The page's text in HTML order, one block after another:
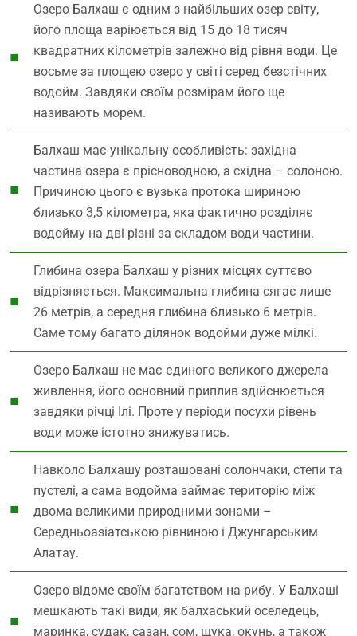
Озеро Балхаш є одним з найбільших озер світу,
його площа варіюється від 15 до 18 тисяч
квадратних кілометрів залежно від рівня води. Це
восьме за площею озеро у світі серед безстічних
водойм. Завдяки своїм розмірам його ще
називають морем.
Балхаш має унікальну особливість: західна
частина озера є прісноводною, а східна – солоною.
Причиною цього є вузька протока шириною
близько 3,5 кілометра, яка фактично розділяє
водойму на дві різні за складом води частини.
Глибина озера Балхаш у різних місцях суттєво
відрізняється. Максимальна глибина сягає лише
26 метрів, а середня глибина близько 6 метрів.
Саме тому багато ділянок водойми дуже мілкі.
Озеро Балхаш не має єдиного великого джерела
живлення, його основний приплив здійснюється
завдяки річці Ілі. Проте у періоди посухи рівень
води може істотно знижуватись.
Навколо Балхашу розташовані солончаки, степи та
пустелі, а сама водойма займає територію між
двома великими природними зонами –
Середньоазіатською рівниною і Джунгарським
Алатау.
Озеро відоме своїм багатством на рибу. У Балхаші
мешкають такі види, як балхаський оселедець,
маринка, судак, сазан, сом, щука, окунь, а також